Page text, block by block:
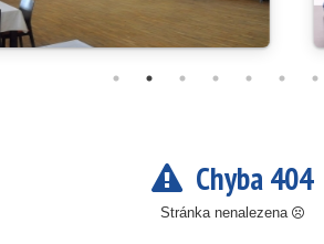
Chyba 404
Stránka nenalezena